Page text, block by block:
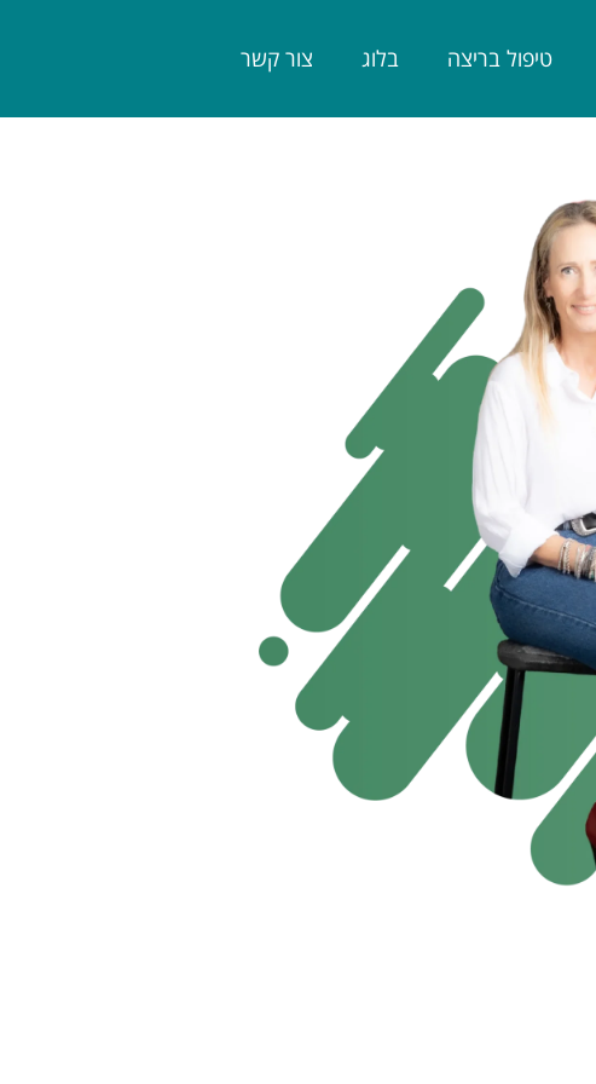
טיפול בריצה בלוג צור קשר